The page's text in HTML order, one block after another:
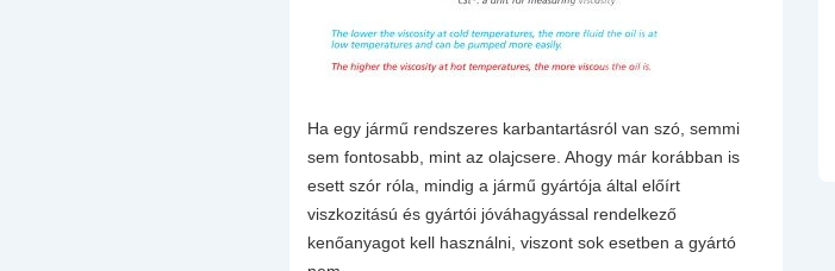
Ha egy jármű rendszeres karbantartásról van szó, semmi
sem fontosabb, mint az olajcsere. Ahogy már korábban is
esett szór róla, mindig a jármű gyártója által előírt
viszkozitású és gyártói jóváhagyással rendelkező
kenőanyagot kell használni, viszont sok esetben a gyártó